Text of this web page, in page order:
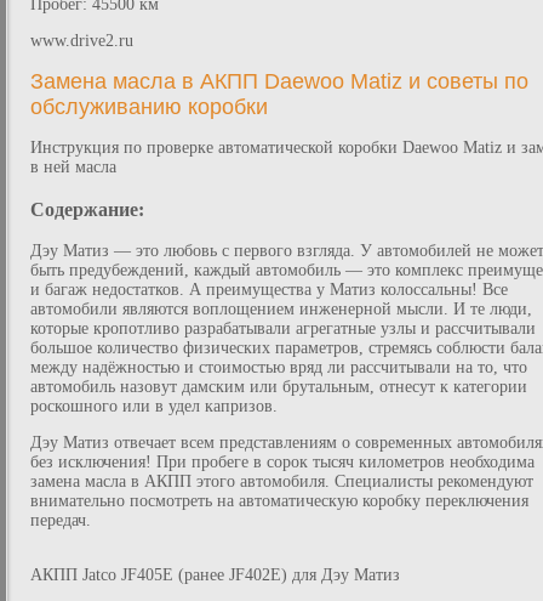
Пробег: 45500 км
www.drive2.ru
Замена масла в АКПП Daewoo Matiz и советы по
обслуживанию коробки
Инструкция по проверке автоматической коробки Daewoo Matiz и
в ней масла
Содержание:
Дэу Матиз — это любовь с первого взгляда. У автомобилей не может
быть предубеждений, каждый автомобиль — это комплекс
и багаж недостатков. А преимущества у Матиз колоссальны! Все
автомобили являются воплощением инженерной мысли. И те люди,
которые кропотливо разрабатывали агрегатные узлы и рассчитывали
большое количество физических параметров, стремясь соблюсти
между надёжностью и стоимостью вряд ли рассчитывали на то, что
автомобиль назовут дамским или брутальным, отнесут к категории
роскошного или в удел капризов.
Дэу Матиз отвечает всем представлениям о современных
без исключения! При пробеге в сорок тысяч километров необходима
замена масла в АКПП этого автомобиля. Специалисты рекомендуют
внимательно посмотреть на автоматическую коробку переключения
передач.
АКПП Jatco JF405E (ранее JF402E) для Дэу Матиз